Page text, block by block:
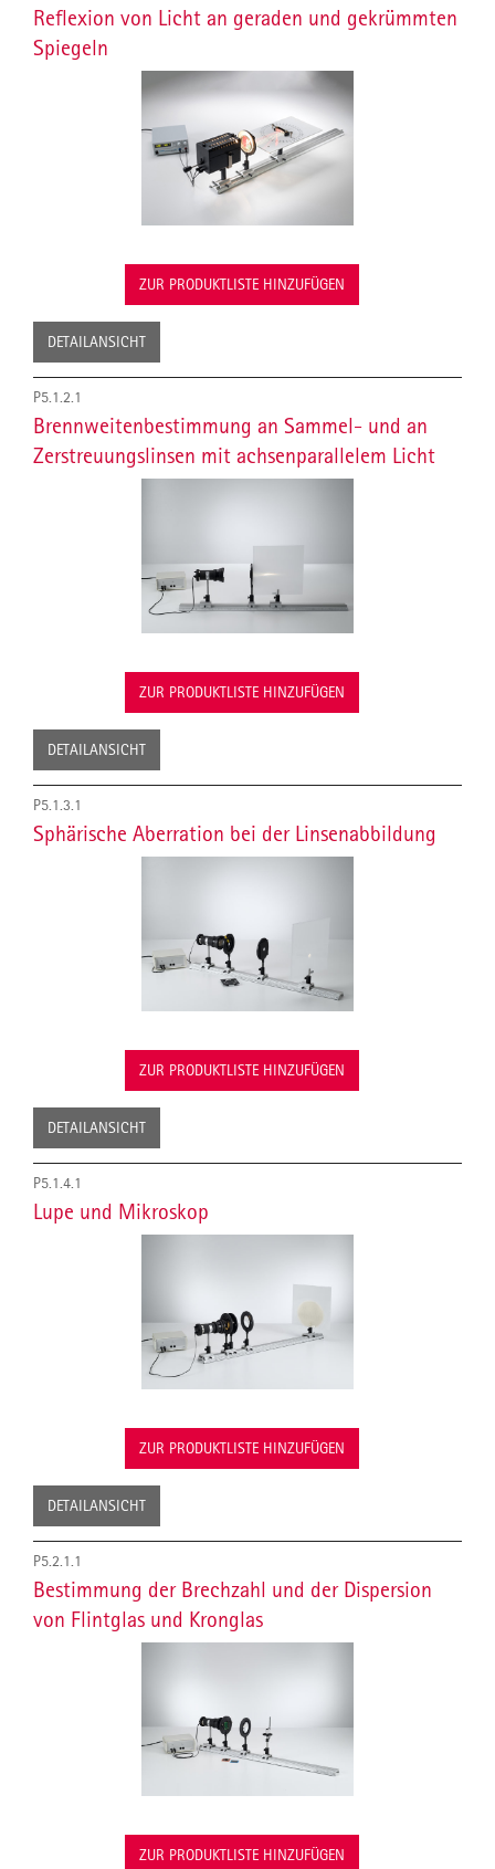
Reflexion von Licht an geraden und gekrümmten
Spiegeln
ZUR PRODUKTLISTE HINZUFÜGEN
DETAILANSICHT
P5.1.2.1
Brennweitenbestimmung an Sammel- und an
Zerstreuungslinsen mit achsenparallelem Licht
ZUR PRODUKTLISTE HINZUFÜGEN
DETAILANSICHT
P5.1.3.1
Sphärische Aberration bei der Linsenabbildung
ZUR PRODUKTLISTE HINZUFÜGEN
DETAILANSICHT
P5.1.4.1
Lupe und Mikroskop
ZUR PRODUKTLISTE HINZUFÜGEN
DETAILANSICHT
P5.2.1.1
Bestimmung der Brechzahl und der Dispersion
von Flintglas und Kronglas
ZUR PRODUKTLISTE HINZUFÜGEN